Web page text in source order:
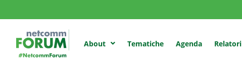
About Tematiche Agenda Relatori